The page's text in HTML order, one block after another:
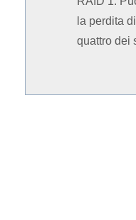
la perdita
quattro dei